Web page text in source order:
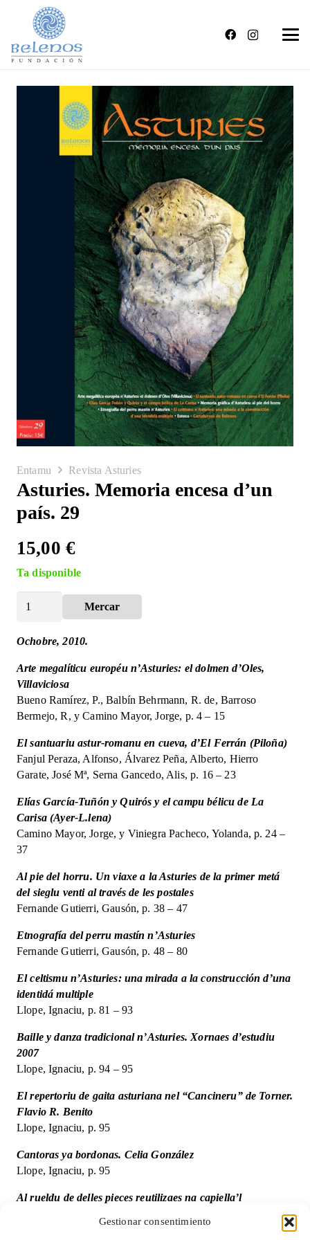
Gestionar consentimiento
Entamu Revista Asturies
Asturies. Memoria encesa d’un
país. 29
15,00 €
Ta disponible
d'un
país.
29
quantity
Mercar
Alternative:
Ochobre, 2010.
Arte megalíticu européu n’Asturies: el dolmen d’Oles,
Villaviciosa
Bueno Ramírez, P., Balbín Behrmann, R. de, Barroso
Bermejo, R, y Camino Mayor, Jorge, p. 4 – 15
El santuariu astur-romanu en cueva, d’El Ferrán (Piloña)
Fanjul Peraza, Alfonso, Álvarez Peña, Alberto, Hierro
Garate, José Mª, Serna Gancedo, Alis, p. 16 – 23
Elías García-Tuñón y Quirós y el campu bélicu de La
Carisa (Ayer-L.lena)
Camino Mayor, Jorge, y Viniegra Pacheco, Yolanda, p. 24 –
37
Al pie del horru. Un viaxe a la Asturies de la primer metá
del sieglu venti al través de les postales
Fernande Gutierri, Gausón, p. 38 – 47
Etnografía del perru mastín n’Asturies
Fernande Gutierri, Gausón, p. 48 – 80
El celtismu n’Asturies: una mirada a la construcción d’una
identidá multiple
Llope, Ignaciu, p. 81 – 93
Baille y danza tradicional n’Asturies. Xornaes d’estudiu
2007
Llope, Ignaciu, p. 94 – 95
El repertoriu de gaita asturiana nel “Cancineru” de Torner.
Flavio R. Benito
Llope, Ignaciu, p. 95
Cantoras ya bordonas. Celia González
Llope, Ignaciu, p. 95
Al rueldu de delles pieces reutilizaes na capiella’l